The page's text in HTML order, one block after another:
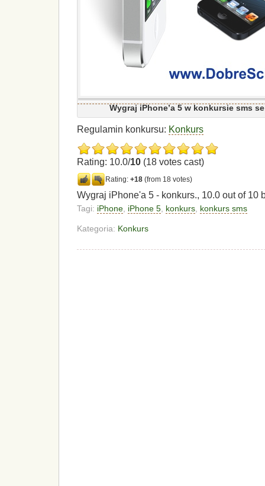
Wygraj iPhone’a 5 w konkursie sms
Regulamin konkursu: Konkurs
Rating: 10.0/10 (18 votes cast)
Rating: +18 (from 18 votes)
Wygraj iPhone'a 5 - konkurs., 10.0 out of 10
Tagi: iPhone iPhone 5 konkurs konkurs sms
Kategoria: Konkurs